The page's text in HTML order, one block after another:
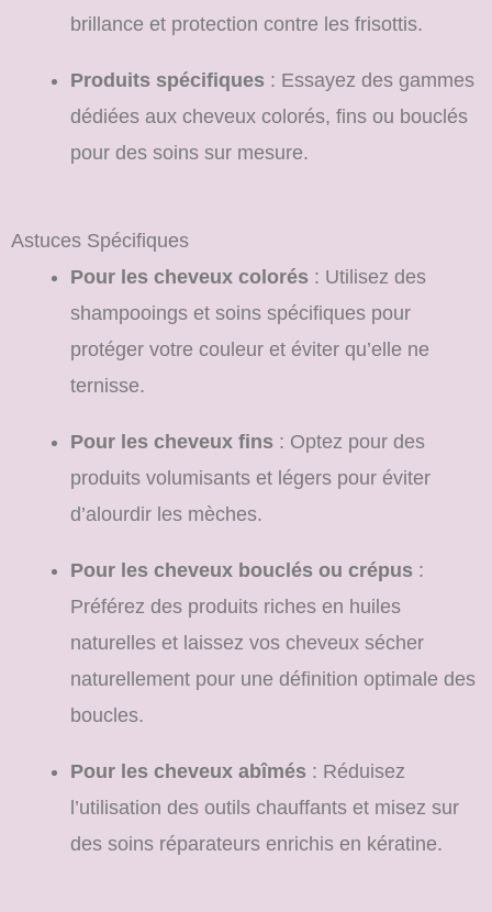
brillance et protection contre les frisottis.
Produits spécifiques : Essayez des gammes
dédiées aux cheveux colorés, fins ou bouclés
pour des soins sur mesure.
Astuces Spécifiques
Pour les cheveux colorés : Utilisez des
shampooings et soins spécifiques pour
protéger votre couleur et éviter qu’elle ne
ternisse.
Pour les cheveux fins : Optez pour des
produits volumisants et légers pour éviter
d’alourdir les mèches.
Pour les cheveux bouclés ou crépus :
Préférez des produits riches en huiles
naturelles et laissez vos cheveux sécher
naturellement pour une définition optimale des
boucles.
Pour les cheveux abîmés : Réduisez
l’utilisation des outils chauffants et misez sur
des soins réparateurs enrichis en kératine.